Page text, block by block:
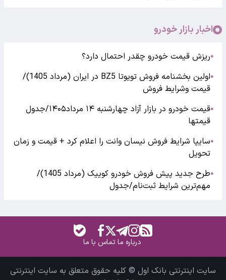
اخبار بازار خودرو
●ریزش قیمت خودرو چقدر احتمال دارد؟
●
اولین بخشنامه فروش تویوتا BZ5 در ایران (مرداد 1405)/
قیمت وشرایط فروش
●
قیمت خودرو در بازار آزاد چهارشنبه ۱۴ مرداد۱۴۰۵/جدول
قیمتها
●سایپا شرایط فروش نیسان وانت را اعلام کرد + قیمت و زمان
تحویل
●
طرح جدید پیش فروش خودرو کوییک (مرداد 1405)/
مهم‌ترین شرایط ثبت‌نام/جدول
درباره ماتماس با ما
سایت اینترنتی بانک اول © کلیه حقوق متعلق به سایت اینترنتی